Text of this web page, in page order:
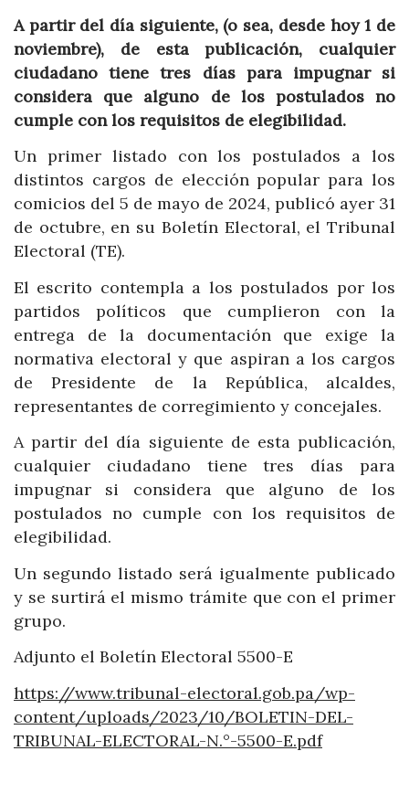
A partir del día siguiente, (o sea, desde hoy 1 de
noviembre), de esta publicación, cualquier
ciudadano tiene tres días para impugnar si
considera que alguno de los postulados no
cumple con los requisitos de elegibilidad.
Un primer listado con los postulados a los
distintos cargos de elección popular para los
comicios del 5 de mayo de 2024, publicó ayer 31
de octubre, en su Boletín Electoral, el Tribunal
Electoral (TE).
El escrito contempla a los postulados por los
partidos políticos que cumplieron con la
entrega de la documentación que exige la
normativa electoral y que aspiran a los cargos
de Presidente de la República, alcaldes,
representantes de corregimiento y concejales.
A partir del día siguiente de esta publicación,
cualquier ciudadano tiene tres días para
impugnar si considera que alguno de los
postulados no cumple con los requisitos de
elegibilidad.
Un segundo listado será igualmente publicado
y se surtirá el mismo trámite que con el primer
grupo.
Adjunto el Boletín Electoral 5500-E
https://www.tribunal-electoral.gob.pa/wp-
content/uploads/2023/10/BOLETIN-DEL-
TRIBUNAL-ELECTORAL-N.°-5500-E.pdf